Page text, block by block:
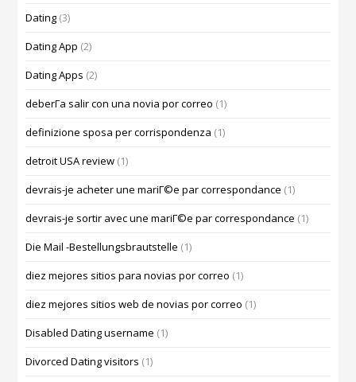
Dating (3)
Dating App (2)
Dating Apps (2)
deberГ­a salir con una novia por correo (1)
definizione sposa per corrispondenza (1)
detroit USA review (1)
devrais-je acheter une mariГ©e par correspondance (1)
devrais-je sortir avec une mariГ©e par correspondance (1)
Die Mail -Bestellungsbrautstelle (1)
diez mejores sitios para novias por correo (1)
diez mejores sitios web de novias por correo (1)
Disabled Dating username (1)
Divorced Dating visitors (1)